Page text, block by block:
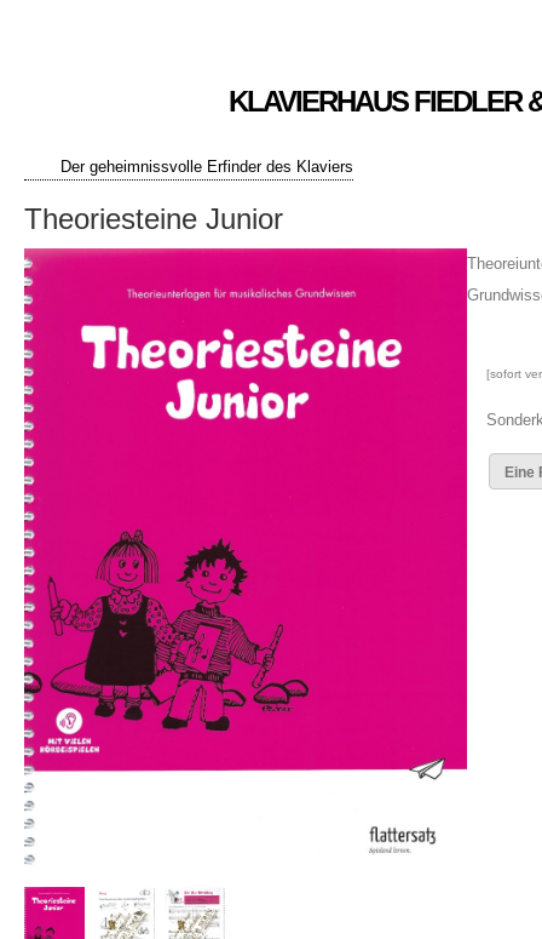
KLAVIERHAUS FIEDLER
Der geheimnissvolle Erfinder des Klaviers
Theoriesteine Junior
[sofort
Eine